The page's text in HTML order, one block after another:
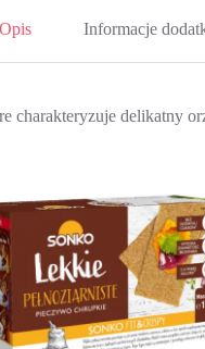
Opis Informacje
charakteryzuje delikatny